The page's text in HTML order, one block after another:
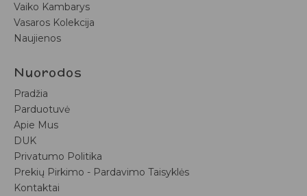
Vaiko Kambarys
Vasaros Kolekcija
Naujienos
Nuorodos
Pradžia
Parduotuvė
Apie Mus
DUK
Privatumo Politika
Prekių Pirkimo - Pardavimo Taisyklės
Kontaktai